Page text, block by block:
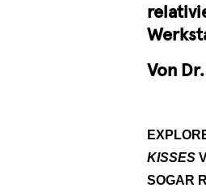
Von
KISSES
SOGAR